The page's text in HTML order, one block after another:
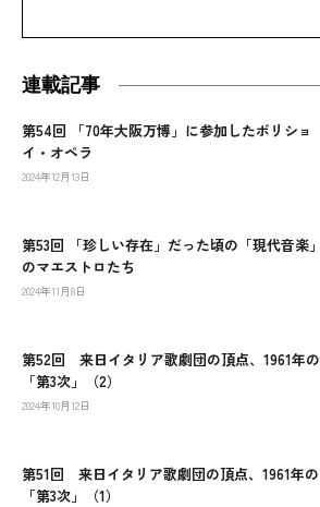
連載記事
第54回 「70年大阪万博」に参加したボリショ
イ・オペラ
2024年12月13日
第53回 「珍しい存在」だった頃の「現代音楽」
のマエストロたち
2024年11月8日
第52回 来日イタリア歌劇団の頂点、1961年の
「第3次」（2）
2024年10月12日
第51回 来日イタリア歌劇団の頂点、1961年の
「第3次」（1）